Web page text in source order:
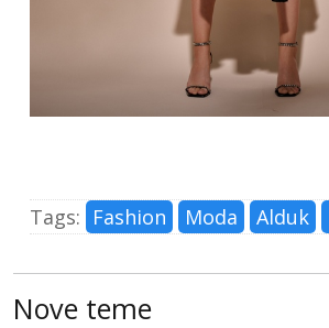
Tags: Fashion Moda Alduk
Nove teme